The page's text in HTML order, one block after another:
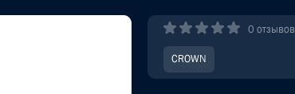
0 отзывов
CROWN